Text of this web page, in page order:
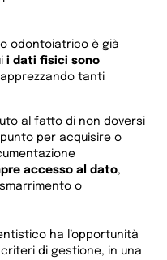
odontoiatrico è già
i dati fisici sono
tanti
al fatto di non doversi
per acquisire o
accesso al dato,
o
ha l’opportunità
di gestione, in una